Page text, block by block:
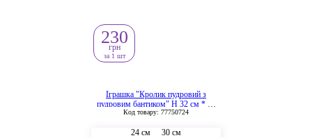
Іграшка "Кролик пудровий з
пудровим бантиком" Н 32 см * 25
см (2047)
Код товару: 77750724
24 см 30 см
230
грн
за 1 шт